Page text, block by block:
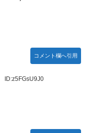
コメント欄へ引用
ID:z5FGsU9J0